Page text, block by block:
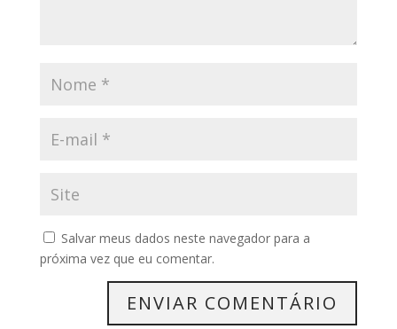
Salvar meus dados neste navegador para a
próxima vez que eu comentar.